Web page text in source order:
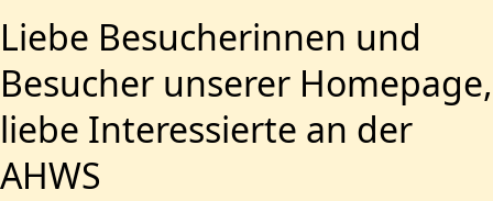
Liebe Besucherinnen und
Besucher unserer Homepage,
liebe Interessierte an der
AHWS